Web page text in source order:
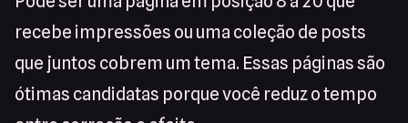
recebe impressões ou uma coleção de posts
que juntos cobrem um tema. Essas páginas são
ótimas candidatas porque você reduz o tempo